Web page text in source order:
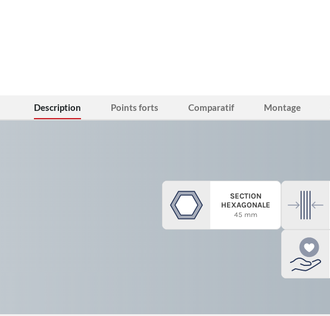
Description Points forts Comparatif Montage
SECTION
HEXAGONALE
45 mm